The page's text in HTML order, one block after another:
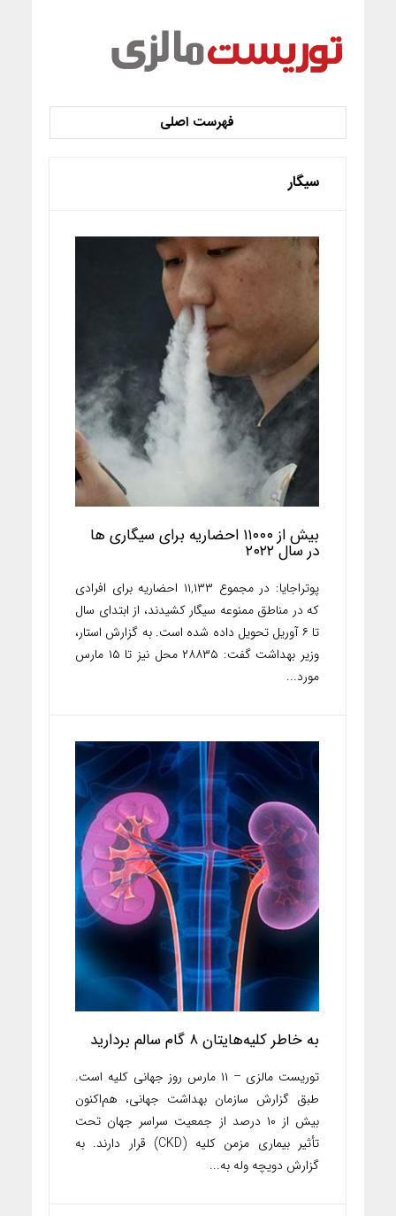
سیگار
بیش از ۱۱۰۰۰ احضاریه برای سیگاری ها
در سال ۲۰۲۲
پوتراجایا: در مجموع ۱۱,۱۳۳ احضاریه برای افرادی
که در مناطق ممنوعه سیگار کشیدند، از ابتدای سال
تا ۶ آوریل تحویل داده شده است. به گزارش استار،
وزیر بهداشت گفت: ۲۸۸۳۵ محل نیز تا ۱۵ مارس
مورد...
به خاطر کلیه‌هایتان ۸ گام سالم بردارید
توریست مالزی – ۱۱ مارس روز جهانی کلیه است.
طبق گزارش سازمان بهداشت جهانی، هم‌اکنون
بیش از ۱۰ درصد از جمعیت سراسر جهان تحت
تأثیر بیماری مزمن کلیه (CKD) قرار دارند. به
گزارش دویچه وله به...